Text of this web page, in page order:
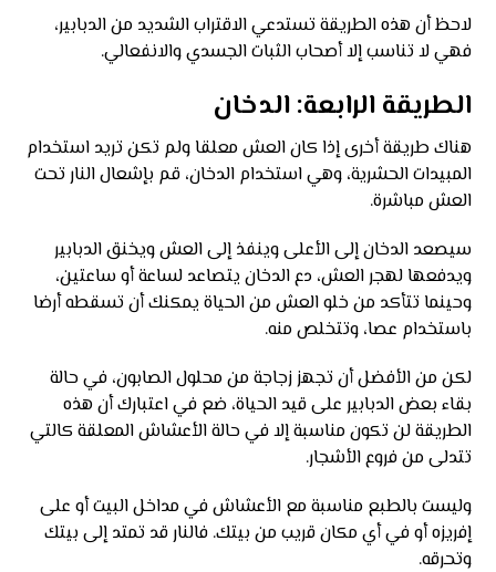
لاحظ أن هذه الطريقة تستدعي الاقتراب الشديد من الدبابير،
فهي لا تناسب إلا أصحاب الثبات الجسدي والانفعالي.
الطريقة الرابعة: الدخان
هناك طريقة أخرى إذا كان العش معلقا ولم تكن تريد استخدام
المبيدات الحشرية، وهي استخدام الدخان، قم بإشعال النار تحت
العش مباشرة.
سيصعد الدخان إلى الأعلى وينفذ إلى العش ويخنق الدبابير
ويدفعها لهجر العش، دع الدخان يتصاعد لساعة أو ساعتين،
وحينما تتأكد من خلو العش من الحياة يمكنك أن تسقطه أرضا
باستخدام عصا، وتتخلص منه.
لكن من الأفضل أن تجهز زجاجة من محلول الصابون، في حالة
بقاء بعض الدبابير على قيد الحياة، ضع في اعتبارك أن هذه
الطريقة لن تكون مناسبة إلا في حالة الأعشاش المعلقة كالتي
تتدلى من فروع الأشجار.
وليست بالطبع مناسبة مع الأعشاش في مداخل البيت أو على
إفريزه أو في أي مكان قريب من بيتك. فالنار قد تمتد إلى بيتك
وتحرقه.